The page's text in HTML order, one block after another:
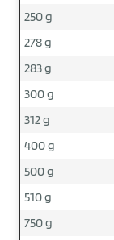
250 g
278 g
283 g
300 g
312 g
400 g
500 g
510 g
750 g